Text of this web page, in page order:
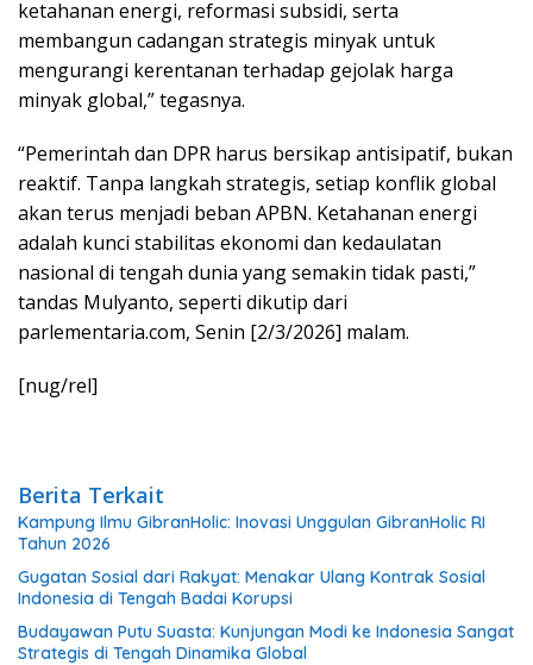
ketahanan energi, reformasi subsidi, serta
membangun cadangan strategis minyak untuk
mengurangi kerentanan terhadap gejolak harga
minyak global,” tegasnya.
“Pemerintah dan DPR harus bersikap antisipatif, bukan
reaktif. Tanpa langkah strategis, setiap konflik global
akan terus menjadi beban APBN. Ketahanan energi
adalah kunci stabilitas ekonomi dan kedaulatan
nasional di tengah dunia yang semakin tidak pasti,”
tandas Mulyanto, seperti dikutip dari
parlementaria.com, Senin [2/3/2026] malam.
[nug/rel]
Berita Terkait
Kampung Ilmu GibranHolic: Inovasi Unggulan GibranHolic RI
Tahun 2026
Gugatan Sosial dari Rakyat: Menakar Ulang Kontrak Sosial
Indonesia di Tengah Badai Korupsi
Budayawan Putu Suasta: Kunjungan Modi ke Indonesia Sangat
Strategis di Tengah Dinamika Global